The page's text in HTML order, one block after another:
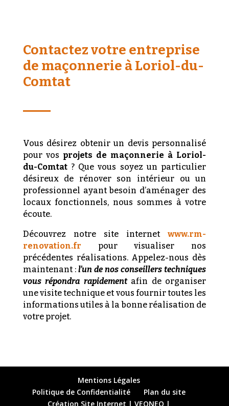
Contactez votre entreprise
de maçonnerie à Loriol-du-
Comtat
Vous désirez obtenir un devis personnalisé
pour vos projets de maçonnerie à Loriol-
du-Comtat? Que vous soyez un particulier
désireux de rénover son intérieur ou un
professionnel ayant besoin d’aménager des
locaux fonctionnels, nous sommes à votre
écoute.
Découvrez notre site internetwww.rm-
renovation.fr
pour visualiser nos
précédentes réalisations. Appelez-nous dès
maintenant : l’un de nos conseillers techniques
vous répondra rapidementafin de organiser
une visite technique et vous fournir toutes les
informations utiles à la bonne réalisation de
votre projet.
Mentions Légales
Politique de Confidentialité
Plan du site
Création Site Internet | VEONEO |